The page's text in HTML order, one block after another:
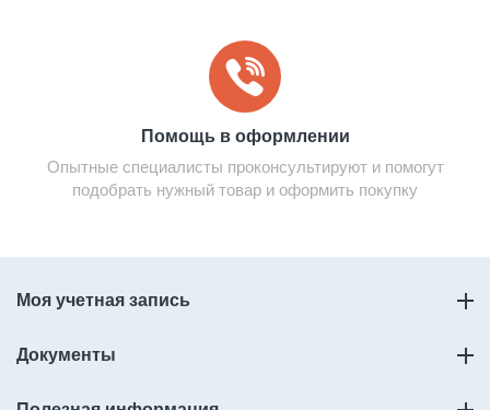
Помощь в оформлении
Опытные специалисты проконсультируют и помогут
подобрать нужный товар и оформить покупку
Моя учетная запись
Документы